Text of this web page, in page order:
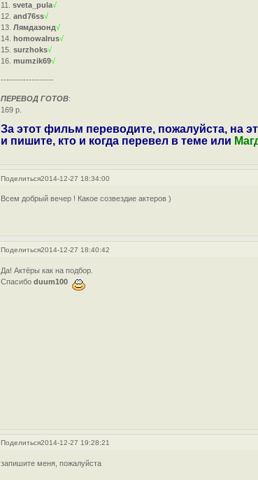
11.sveta_pula√
12.and76ss√
13.Лямдазонд√
14.homowalrus√
15.surzhoks√
16.mumzik69√
-------------------
ПЕРЕВОД ГОТОВ:
169 р.
За этот фильм переводите, пожалуйста, на
и пишите, кто и когда перевел в теме или
Поделиться2014-12-27 18:34:00
Всем добрый вечер ! Какое созвездие актеров )
Поделиться2014-12-27 18:40:42
Да! Актёры как на подбор.
Спасибоduum100
Поделиться2014-12-27 19:28:21
запишите меня, пожалуйста